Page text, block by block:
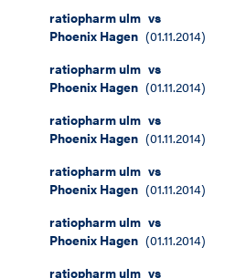
ratiopharm ulm vs
Phoenix Hagen (01.11.2014)
ratiopharm ulm vs
Phoenix Hagen (01.11.2014)
ratiopharm ulm vs
Phoenix Hagen (01.11.2014)
ratiopharm ulm vs
Phoenix Hagen (01.11.2014)
ratiopharm ulm vs
Phoenix Hagen (01.11.2014)
ratiopharm ulm vs